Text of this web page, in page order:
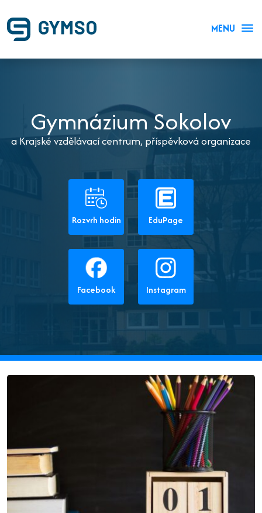
MENU
Gymnázium Sokolov
a Krajské vzdělávací centrum, příspěvková organizace
Rozvrh hodin EduPage
Facebook Instagram